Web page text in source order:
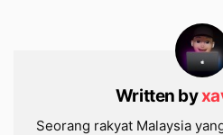
Written by
Seorang rakyat Malaysia